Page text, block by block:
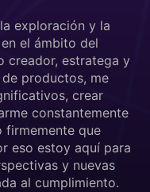
exploración y la
el ámbito del
creador, estratega y
productos, me
crear
constantemente
firmemente que
eso estoy aquí para
y nuevas
al cumplimiento.